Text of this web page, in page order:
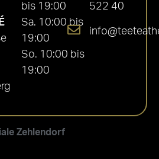
Zehlendorf
bis 19:00
Sa. 10:00 bis
19:00
So. 10:00 bis
19:00
522 40